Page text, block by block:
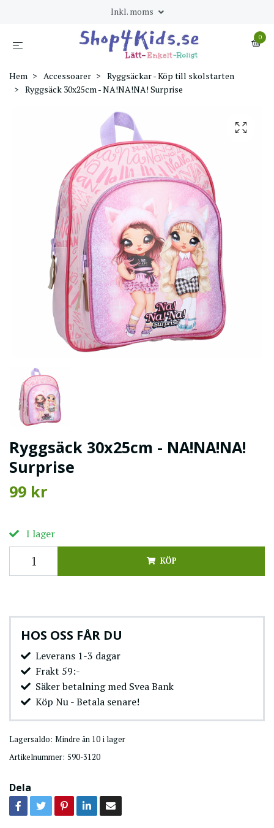
Inkl. moms
0
Hem Accessoarer
Ryggsäckar - Köp till skolstarten
Ryggsäck 30x25cm - NA!NA!NA! Surprise
Ryggsäck 30x25cm - NA!NA!NA!
Surprise
99 kr
I lager
KÖP
HOS OSS FÅR DU
Leverans 1-3 dagar
Frakt 59:-
Säker betalning med Svea Bank
Köp Nu - Betala senare!
Lagersaldo: Mindre än 10 i lager
Artikelnummer: 590-3120
Dela